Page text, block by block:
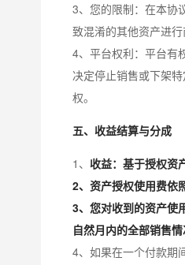
3、您的限制：在本协
致混淆的其他资产进
4、平台权利：平台有
决定停止销售或下架
权。
五、收益结算与分成
1、 收益：基于授权资
2、资产授权使用费依
3、您对收到的资产使
自然月内的全部销售
4、如果在一个付款期